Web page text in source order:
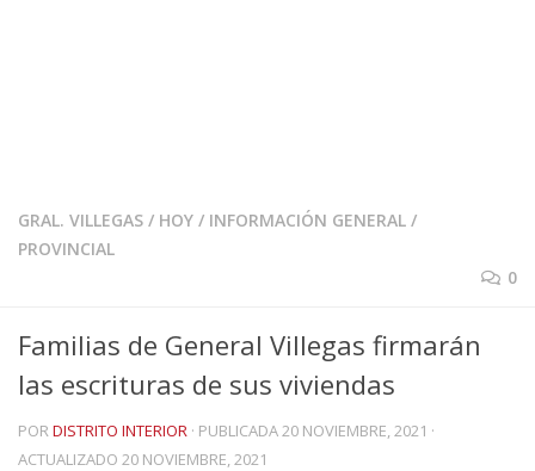
GRAL. VILLEGAS / HOY / INFORMACIÓN GENERAL /
PROVINCIAL
0
Familias de General Villegas firmarán
las escrituras de sus viviendas
PORDISTRITO INTERIOR · PUBLICADA20 NOVIEMBRE, 2021 ·
ACTUALIZADO 20 NOVIEMBRE, 2021